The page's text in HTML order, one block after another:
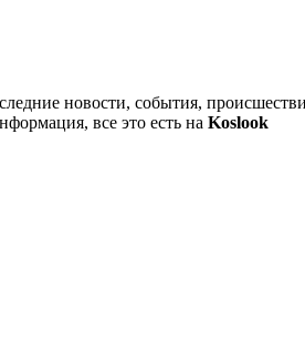
новости, события,
все это есть на Koslook